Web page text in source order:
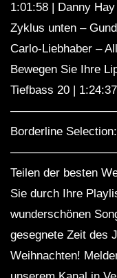
1:01:58 | Danny
Zyklus unten –
Carlo-Liebhaber –
Bewegen Sie Ihre
Tiefbass 20 |
———————————
Borderline
———————————
Teilen der besten
Sie durch Ihre
wunderschönen
gesegnete Zeit des
Weihnachten!